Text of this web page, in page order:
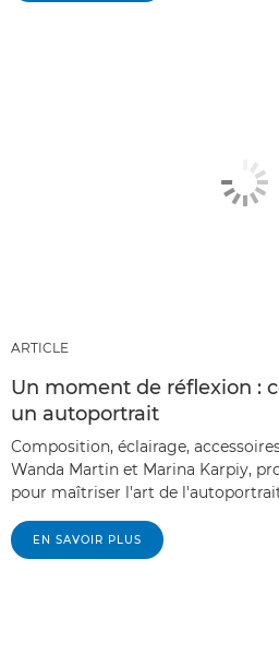
ARTICLE
Un moment de réflexion :
un autoportrait
Composition, éclairage,
Wanda Martin et Marina Karpiy,
pour maîtriser l'art de
EN SAVOIR PLUS